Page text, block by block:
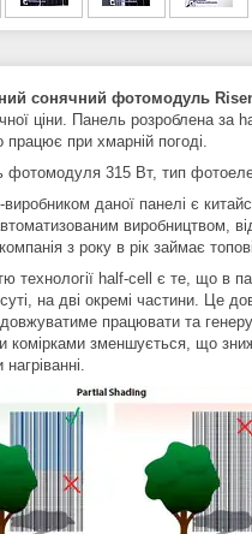
сонячний фотомодуль
ціни. Панель розроблена за
працює при хмарній погоді.
фотомодуля 315 Вт, тип
даної панелі є
виробництвом,
з року в рік займає
технології half-cell є те, що в
на дві окремі частини. Це
працювати та
комірками зменшується, що